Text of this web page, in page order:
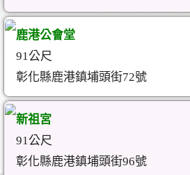
鹿港公會堂
91公尺
彰化縣鹿港鎮埔頭街72號
新祖宮
91公尺
彰化縣鹿港鎮埔頭街96號